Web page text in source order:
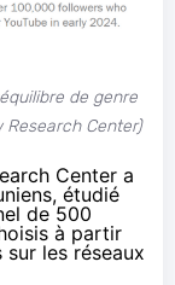
de genre
Research Center)
Center a
étudié
de 500
à partir
les réseaux